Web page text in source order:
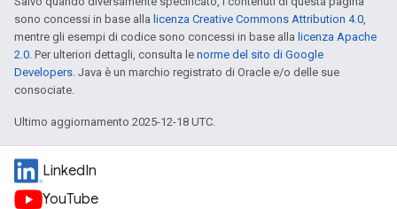
sono concessi in base alla licenza Creative Commons Attribution 4.0,
mentre gli esempi di codice sono concessi in base alla licenza Apache
2.0. Per ulteriori dettagli, consulta le norme del sito di Google
Developers. Java è un marchio registrato di Oracle e/o delle sue
consociate.
Ultimo aggiornamento 2025-12-18 UTC.
LinkedIn
YouTube